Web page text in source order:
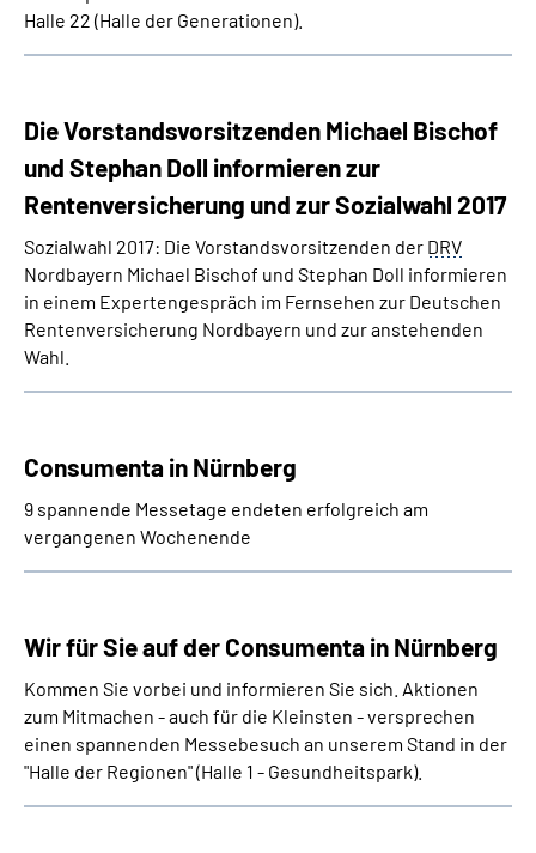
Halle 22 (Halle der Generationen).
Die Vorstandsvorsitzenden Michael Bischof
und Stephan Doll informieren zur
Rentenversicherung und zur Sozialwahl 2017
Sozialwahl 2017: Die Vorstandsvorsitzenden der DRV
Nordbayern Michael Bischof und Stephan Doll informieren
in einem Expertengespräch im Fernsehen zur Deutschen
Rentenversicherung Nordbayern und zur anstehenden
Wahl.
Consumenta in Nürnberg
9 spannende Messetage endeten erfolgreich am
vergangenen Wochenende
Wir für Sie auf der Consumenta in Nürnberg
Kommen Sie vorbei und informieren Sie sich. Aktionen
zum Mitmachen - auch für die Kleinsten - versprechen
einen spannenden Messebesuch an unserem Stand in der
"Halle der Regionen" (Halle 1 - Gesundheitspark).